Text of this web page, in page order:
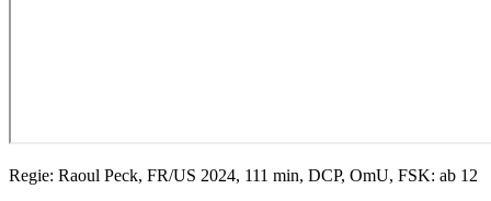
Regie: Raoul Peck, FR/US 2024, 111 min, DCP, OmU, FSK: ab 12